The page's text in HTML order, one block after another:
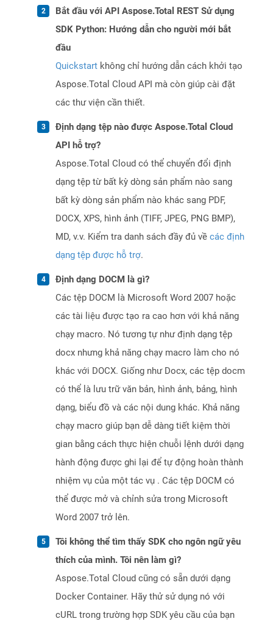
Bắt đầu với API Aspose.Total REST Sử dụng
SDK Python: Hướng dẫn cho người mới bắt
đầu
Quickstart không chỉ hướng dẫn cách khởi tạo
Aspose.Total Cloud API mà còn giúp cài đặt
các thư viện cần thiết.
Định dạng tệp nào được Aspose.Total Cloud
API hỗ trợ?
Aspose.Total Cloud có thể chuyển đổi định
dạng tệp từ bất kỳ dòng sản phẩm nào sang
bất kỳ dòng sản phẩm nào khác sang PDF,
DOCX, XPS, hình ảnh (TIFF, JPEG, PNG BMP),
MD, v.v. Kiểm tra danh sách đầy đủ về các định
dạng tệp được hỗ trợ.
Định dạng DOCM là gì?
Các tệp DOCM là Microsoft Word 2007 hoặc
các tài liệu được tạo ra cao hơn với khả năng
chạy macro. Nó tương tự như định dạng tệp
docx nhưng khả năng chạy macro làm cho nó
khác với DOCX. Giống như Docx, các tệp docm
có thể là lưu trữ văn bản, hình ảnh, bảng, hình
dạng, biểu đồ và các nội dung khác. Khả năng
chạy macro giúp bạn dễ dàng tiết kiệm thời
gian bằng cách thực hiện chuỗi lệnh dưới dạng
hành động được ghi lại để tự động hoàn thành
nhiệm vụ của một tác vụ . Các tệp DOCM có
thể được mở và chỉnh sửa trong Microsoft
Word 2007 trở lên.
Tôi không thể tìm thấy SDK cho ngôn ngữ yêu
thích của mình. Tôi nên làm gì?
Aspose.Total Cloud cũng có sẵn dưới dạng
Docker Container. Hãy thử sử dụng nó với
cURL trong trường hợp SDK yêu cầu của bạn